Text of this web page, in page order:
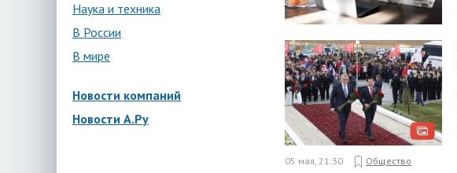
Наука и техника
В России
В мире
Новости компаний
Новости А.Ру
05 мая, 21:30 Общество